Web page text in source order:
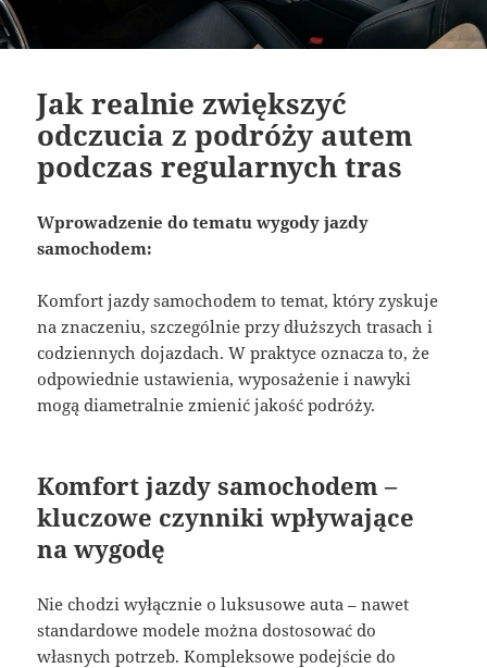
Jak realnie zwiększyć
odczucia z podróży autem
podczas regularnych tras
Wprowadzenie do tematu wygody jazdy
samochodem:
Komfort jazdy samochodem to temat, który zyskuje
na znaczeniu, szczególnie przy dłuższych trasach i
codziennych dojazdach. W praktyce oznacza to, że
odpowiednie ustawienia, wyposażenie i nawyki
mogą diametralnie zmienić jakość podróży.
Komfort jazdy samochodem –
kluczowe czynniki wpływające
na wygodę
Nie chodzi wyłącznie o luksusowe auta – nawet
standardowe modele można dostosować do
własnych potrzeb. Kompleksowe podejście do